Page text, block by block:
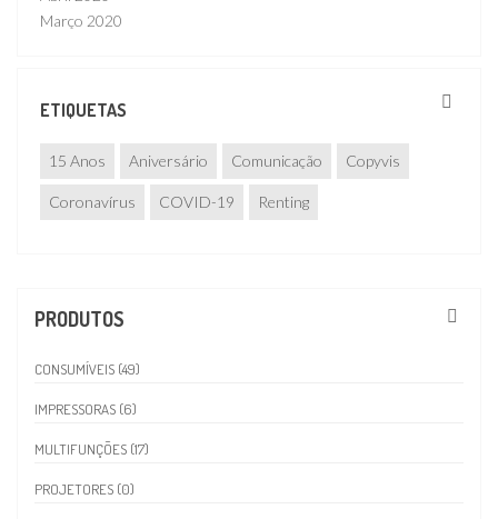
Março 2020
ETIQUETAS
15 Anos Aniversário Comunicação Copyvis
Coronavírus COVID-19 Renting
PRODUTOS
CONSUMÍVEIS (49)
IMPRESSORAS (6)
MULTIFUNÇÕES (17)
PROJETORES (0)